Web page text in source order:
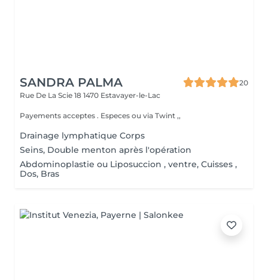
SANDRA PALMA
20
Rue De La Scie 18 1470 Estavayer-le-Lac
Payements acceptes . Especes ou via Twint ,,
Drainage lymphatique Corps
Seins, Double menton après l'opération
Abdominoplastie ou Liposuccion , ventre, Cuisses ,
Dos, Bras